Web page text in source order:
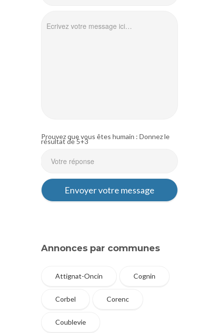
Prouvez que vous êtes humain : Donnez le
résultat de 5+3
Annonces par communes
Attignat-Oncin Cognin
Corbel Corenc
Coublevie